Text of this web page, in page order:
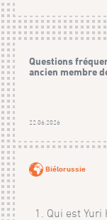
Questions
ancien membre
22.06.2026
Biélorussie
1. Qui est